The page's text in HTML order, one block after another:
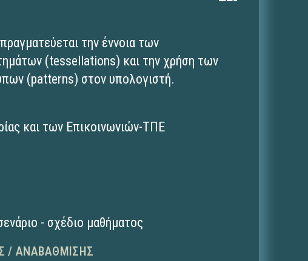
την έννοια των
(tessellations) και την χρήση των
(patterns) στον υπολογιστή.
και των Επικοινωνιών-ΤΠΕ
- σχέδιο μαθήματος
/ ΑΝΑΒΆΘΜΙΣΗΣ